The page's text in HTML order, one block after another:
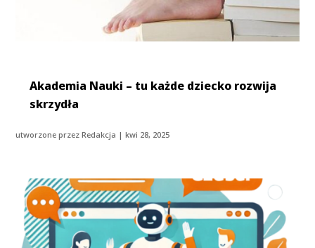
Akademia Nauki – tu każde dziecko rozwija
skrzydła
utworzone przezRedakcja |kwi 28, 2025